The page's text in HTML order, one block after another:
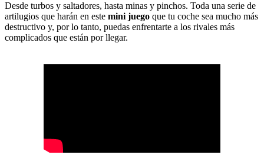
Desde turbos y saltadores, hasta minas y pinchos. Toda una serie de
artilugios que harán en este mini juego que tu coche sea mucho más
destructivo y, por lo tanto, puedas enfrentarte a los rivales más
complicados que están por llegar.